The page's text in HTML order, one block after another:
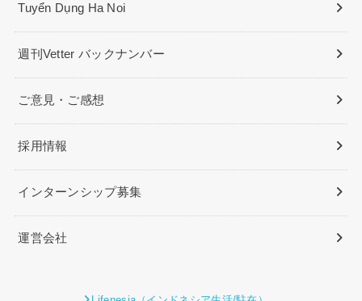
Tuyển Dụng Ha Noi
週刊Vetter バックナンバー
ご意見・ご感想
採用情報
インターンシップ募集
運営会社